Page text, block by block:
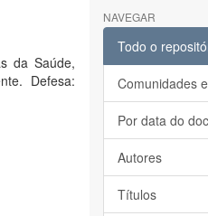
da Saúde,
Defesa:
NAVEGAR
Todo o
Comunidades
Por data do
Autores
Títulos